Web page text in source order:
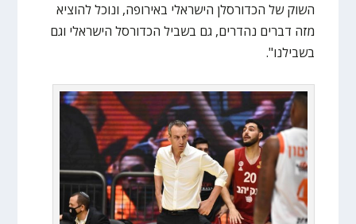
השוק של הכדורסלן הישראלי באירופה, ונוכל להוציא
מזה דברים נהדרים, גם בשביל הכדורסל הישראלי וגם
בשבילנו".